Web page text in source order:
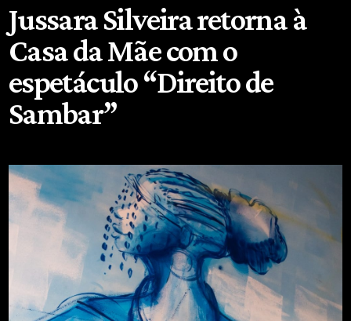
Jussara Silveira retorna à
Casa da Mãe com o
espetáculo “Direito de
Sambar”